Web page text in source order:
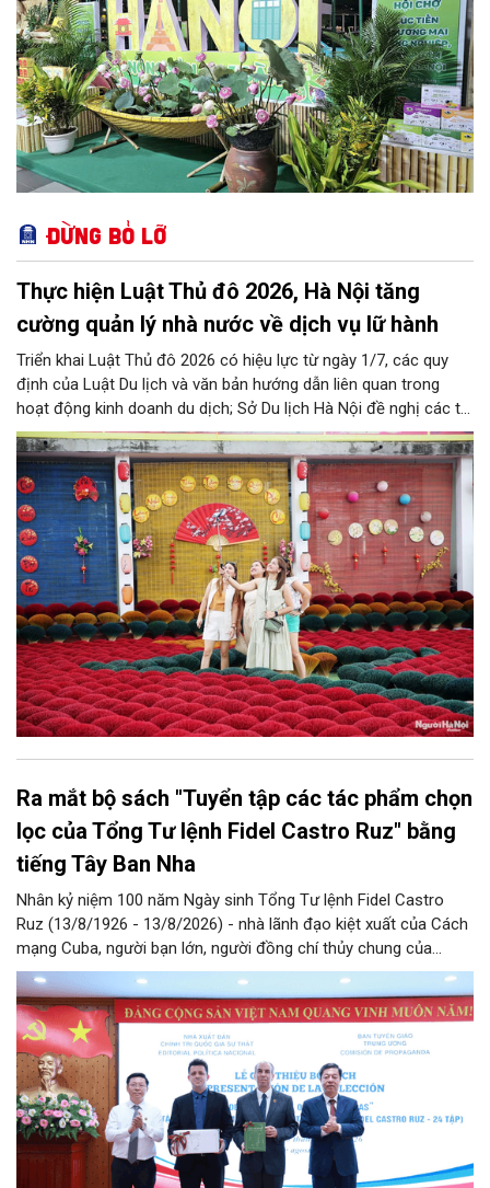
Đừng bỏ lỡ
Thực hiện Luật Thủ đô 2026, Hà Nội tăng
cường quản lý nhà nước về dịch vụ lữ hành
Triển khai Luật Thủ đô 2026 có hiệu lực từ ngày 1/7, các quy
định của Luật Du lịch và văn bản hướng dẫn liên quan trong
hoạt động kinh doanh du dịch; Sở Du lịch Hà Nội đề nghị các tổ
chức, đơn vị, doanh nghiệp kinh doanh dịch vụ lữ hành trên địa
bàn thành phố thực hiện một số nội dung quan trọng. Qua đó
góp phần thực hiện thắng lợi các mục tiêu phát triển du lịch Hà
Nội năm 2026 và giai đoạn tiếp theo.
Ra mắt bộ sách "Tuyển tập các tác phẩm chọn
lọc của Tổng Tư lệnh Fidel Castro Ruz" bằng
tiếng Tây Ban Nha
Nhân kỷ niệm 100 năm Ngày sinh Tổng Tư lệnh Fidel Castro
Ruz (13/8/1926 - 13/8/2026) - nhà lãnh đạo kiệt xuất của Cách
mạng Cuba, người bạn lớn, người đồng chí thủy chung của
Đảng, Nhà nước và nhân dân Việt Nam, chiều 5/8, tại Hà Nội,
Nhà xuất bản Chính trị quốc gia Sự thật phối hợp với Ban Tuyên
giáo Trung ương tổ chức Lễ giới thiệu bộ sách “Tuyển tập các
tác phẩm chọn lọc của Tổng Tư lệnh Fidel Castro Ruz” gồm 24
tập bằng tiếng Tây Ban Nha.